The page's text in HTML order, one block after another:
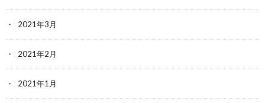
2021年3月
2021年2月
2021年1月